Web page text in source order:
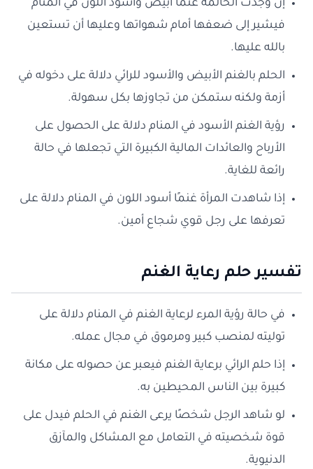
إن وجدت الحالمة غنمًا أبيض وأسود اللون في المنام
فيشير إلى ضعفها أمام شهواتها وعليها أن تستعين
بالله عليها.
الحلم بالغنم الأبيض والأسود للرائي دلالة على دخوله في
أزمة ولكنه ستمكن من تجاوزها بكل سهولة.
رؤية الغنم الأسود في المنام دلالة على الحصول على
الأرباح والعائدات المالية الكبيرة التي تجعلها في حالة
رائعة للغاية.
إذا شاهدت المرأة غنمًا أسود اللون في المنام دلالة على
تعرفها على رجل قوي شجاع أمين.
تفسير حلم رعاية الغنم
في حالة رؤية المرء لرعاية الغنم في المنام دلالة على
توليته لمنصب كبير ومرموق في مجال عمله.
إذا حلم الرائي برعاية الغنم فيعبر عن حصوله على مكانة
كبيرة بين الناس المحيطين به.
لو شاهد الرجل شخصًا يرعى الغنم في الحلم فيدل على
قوة شخصيته في التعامل مع المشاكل والمآزق
الدنيوية.